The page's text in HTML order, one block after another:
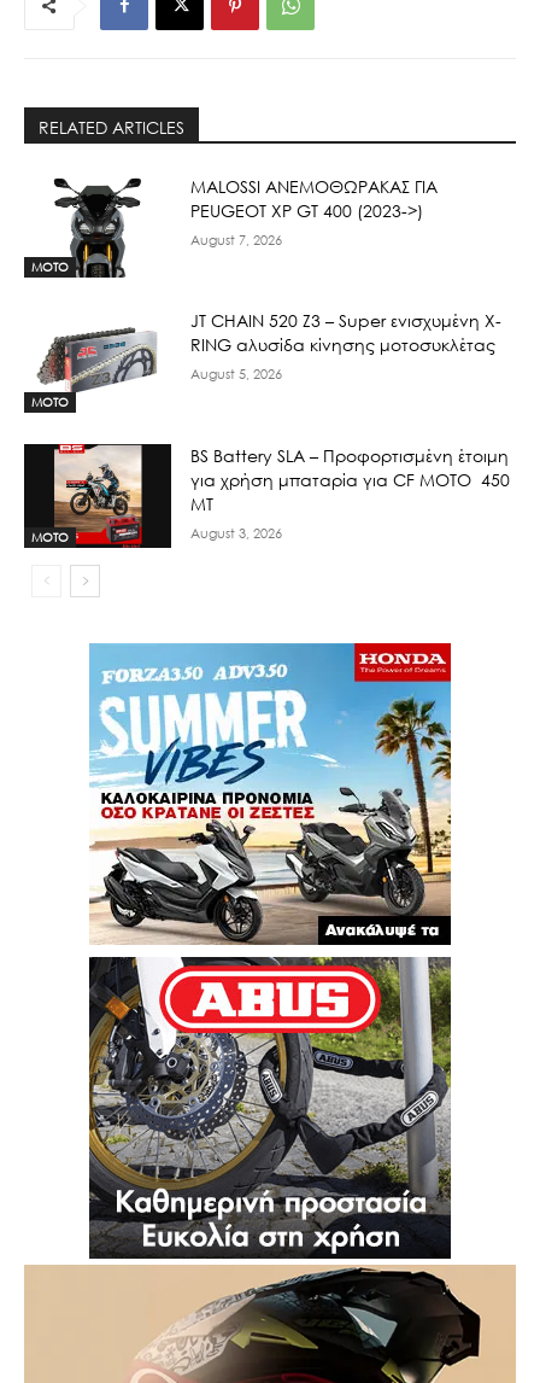
RELATED ARTICLES
MOTO
ΜΑLOSSI ΑΝΕΜΟΘΩΡΑΚΑΣ ΓΙΑ
PEUGEOT XP GT 400 (2023->)
August 7, 2026
MOTO
JT CHAIN 520 Ζ3 – Super ενισχυμένη X-
RING αλυσίδα κίνησης μοτοσυκλέτας
August 5, 2026
MOTO
BS Battery SLA – Προφορτισμένη έτοιμη
για χρήση μπαταρία για CF MOTO 450
MT
August 3, 2026